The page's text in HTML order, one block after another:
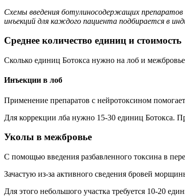
Схемы введения ботулиносодержащих
инъекций для каждого пациента подбирается в
Среднее количество единиц и стоимость
Сколько единиц Ботокса нужно на лоб и
Инъекции в лоб
Применение препаратов с нейротоксином
Для коррекции лба нужно 15-30 единиц Ботокса.
Уколы в межбровье
С помощью введения разбавленного токсина в
Зачастую из-за активного сведения бровей
Для этого небольшого участка требуется 10-20